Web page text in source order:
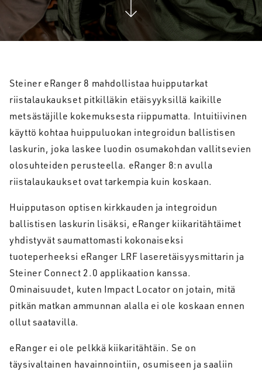
Steiner eRanger 8 mahdollistaa huipputarkat
riistalaukaukset pitkilläkin etäisyyksillä kaikille
metsästäjille kokemuksesta riippumatta. Intuitiivinen
käyttö kohtaa huippuluokan integroidun ballistisen
laskurin, joka laskee luodin osumakohdan vallitsevien
olosuhteiden perusteella. eRanger 8:n avulla
riistalaukaukset ovat tarkempia kuin koskaan.
Huipputason optisen kirkkauden ja integroidun
ballistisen laskurin lisäksi, eRanger kiikaritähtäimet
yhdistyvät saumattomasti kokonaiseksi
tuoteperheeksi eRanger LRF laseretäisyysmittarin ja
Steiner Connect 2.0 applikaation kanssa.
Ominaisuudet, kuten Impact Locator on jotain, mitä
pitkän matkan ammunnan alalla ei ole koskaan ennen
ollut saatavilla.
eRanger ei ole pelkkä kiikaritähtäin. Se on
täysivaltainen havainnointiin, osumiseen ja saaliin